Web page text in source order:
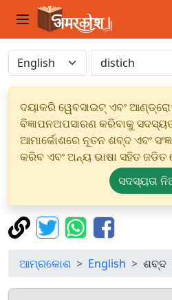
ଦୟାକରି ୱେବସାଇଟ୍ ଏବଂ
ବିଜ୍ଞାପନଅପସାରଣ କରିବାକୁ
ଆମାର୍କୋଶରେ ନୂତନ ଶବ୍ଦ ଏବଂ
କରିବ ଏବଂ ଅନ୍ୟ ଭାଷା ସହିତ
ସଦସ୍ୟତା
ଆମ୍ରକୋଶ English ଶବ୍ଦ